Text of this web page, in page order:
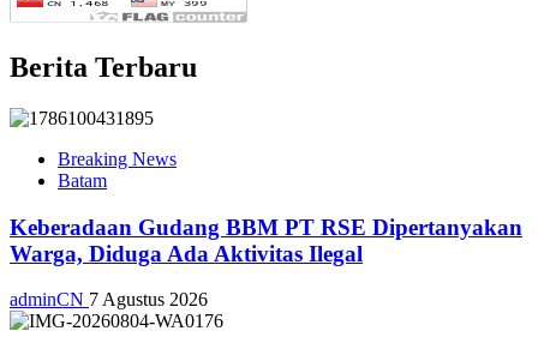
Berita Terbaru
Breaking News
Batam
Keberadaan Gudang BBM PT RSE Dipertanyakan
Warga, Diduga Ada Aktivitas Ilegal
adminCN 7 Agustus 2026